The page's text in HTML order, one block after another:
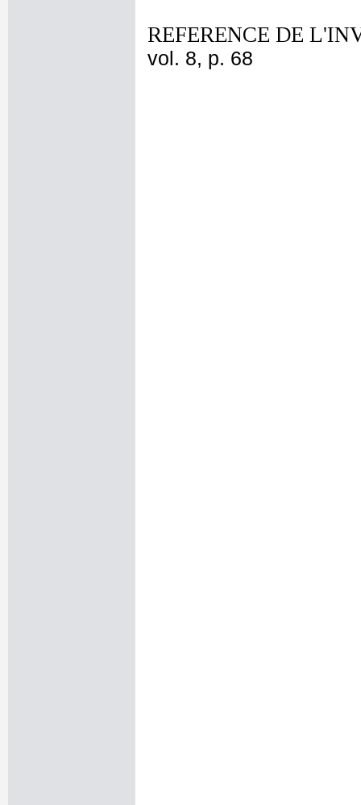
REFERENCE DE
vol. 8, p. 68